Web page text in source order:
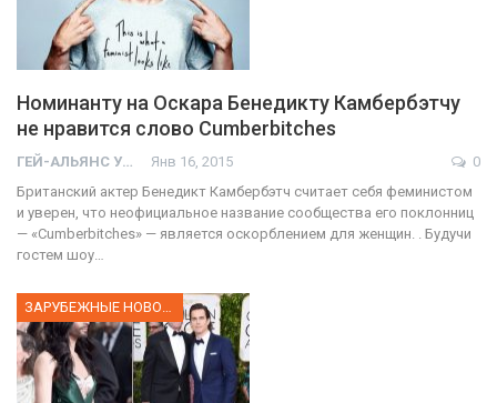
Номинанту на Оскара Бенедикту Камбербэтчу
не нравится слово Cumberbitches
ГЕЙ-АЛЬЯНС УКРАИНА Янв 16, 2015
0
Британский актер Бенедикт Камбербэтч считает себя феминистом
и уверен, что неофициальное название сообщества его поклонниц
— «Cumberbitches» — является оскорблением для женщин. . Будучи
гостем шоу…
ЗАРУБЕЖНЫЕ НОВОСТИ